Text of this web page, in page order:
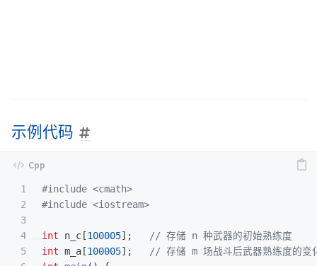
示例代码
1
2
3
4
5
#include <cmath>
#include <iostream>
int n_c [100005];
// 存储 n 种武器的初始熟练度
int m_a [100005];
// 存储 m 场战斗后武器熟练度的变